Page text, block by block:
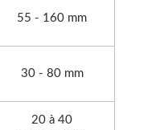
55 - 160 mm
30 - 80 mm
20 à 40